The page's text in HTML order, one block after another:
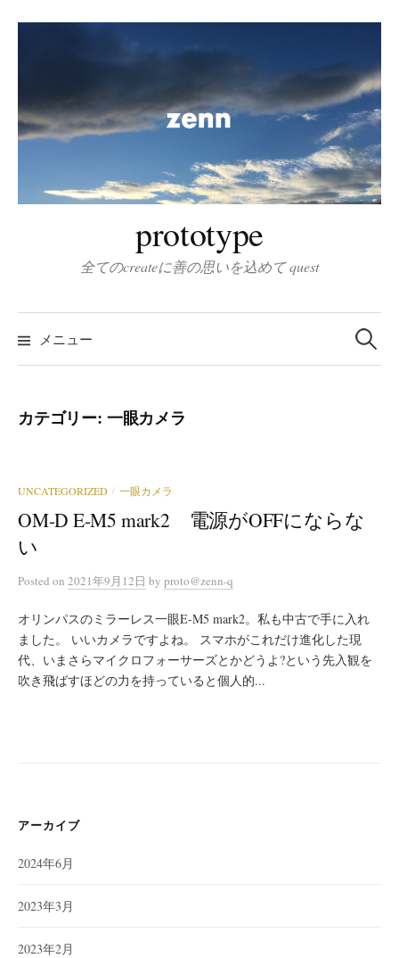
ツ
へ
ッ
prototype
全てのcreateに善の思いを込めて quest
メニュー 索
カテゴリー: 一眼カメラ
UNCATEGORIZED / 一眼カメラ
OM-D E-M5 mark2 電源がOFFにならな
い
Posted on 2021年9月12日 by proto@zenn-q
オリンパスのミラーレス一眼E-M5 mark2。私も中古で手に入れ
ました。 いいカメラですよね。 スマホがこれだけ進化した現
代、いまさらマイクロフォーサーズとかどうよ?という先入観を
吹き飛ばすほどの力を持っていると個人的...
アーカイブ
2024年6月
2023年3月
2023年2月